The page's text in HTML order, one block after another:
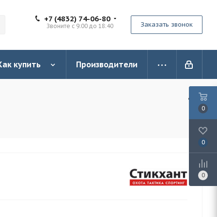
+7 (4832) 74-06-80
Звоните с 9:00 до 18:40 Заказать звонок
купить Производители
0
0
0